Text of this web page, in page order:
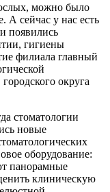
можно было
А сейчас у нас есть
появились
гигиены
филиала главный
округа
стоматологии
новые
оборудование:
панорамные
клиническую